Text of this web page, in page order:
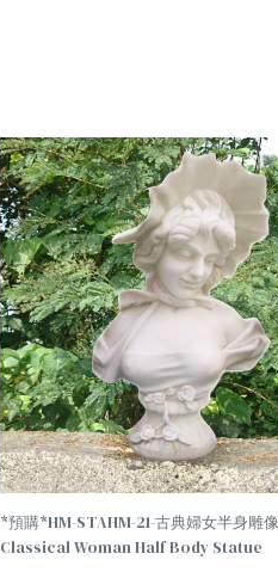
*預購*HM-STAHM-21-古典婦女半身雕像
Classical Woman Half Body Statue